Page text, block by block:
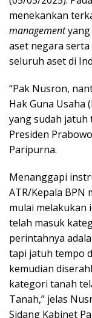
menekankan
managementyang
aset negara
seluruh aset di
“Pak Nusron,
Hak Guna Usaha
yang sudah jatuh
Presiden
Paripurna.
Menanggapi
ATR/Kepala BPN
mulai melakukan
telah masuk
perintahnya
tapi jatuh tempo
kemudian
kategori tanah
Tanah,” jelas
Sidang Kabinet